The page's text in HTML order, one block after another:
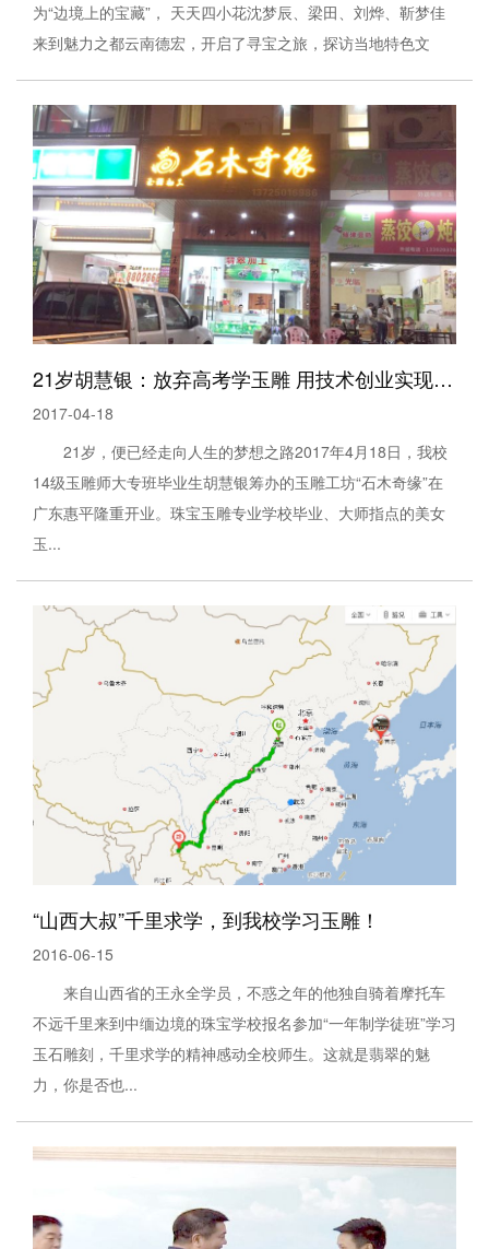
为“边境上的宝藏”， 天天四小花沈梦辰、梁田、刘烨、靳梦佳
来到魅力之都云南德宏，开启了寻宝之旅，探访当地特色文
21岁胡慧银：放弃高考学玉雕 用技术创业实现梦想
2017-04-18
21岁，便已经走向人生的梦想之路2017年4月18日，我校
14级玉雕师大专班毕业生胡慧银筹办的玉雕工坊“石木奇缘”在
广东惠平隆重开业。珠宝玉雕专业学校毕业、大师指点的美女
玉...
“山西大叔”千里求学，到我校学习玉雕！
2016-06-15
来自山西省的王永全学员，不惑之年的他独自骑着摩托车
不远千里来到中缅边境的珠宝学校报名参加“一年制学徒班”学习
玉石雕刻，千里求学的精神感动全校师生。这就是翡翠的魅
力，你是否也...